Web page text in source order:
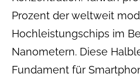
Prozent der weltweit
Hochleistungschips im
Nanometern. Diese
Fundament für